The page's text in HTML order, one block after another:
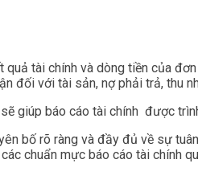
quả tài chính và dòng tiền của
đối với tài sản, nợ phải trả, thu
giúp báo cáo tài chính được
bố rõ ràng và đầy đủ về sự
chuẩn mực báo cáo tài